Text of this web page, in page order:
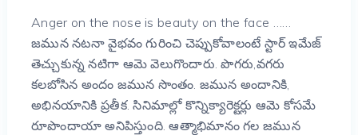
Anger on the nose is beauty on the face ……
జమున నటనా వైభవం గురించి చెప్పుకోవాలంటే స్టార్ ఇమేజ్
తెచ్చుకున్న నటిగా ఆమె వెలుగొందారు. పొగరు,వగరు
కలబోసిన అందం జమున సొంతం. జమున అందానికి,
అభినయానికి ప్రతీక. సినిమాల్లో కొన్నిక్యారెక్టర్లు ఆమె కోసమే
రూపొందాయా అనిపిస్తుంది. ఆత్మాభిమానం గల జమున